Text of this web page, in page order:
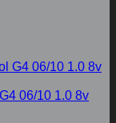
06/10 1.0 8v